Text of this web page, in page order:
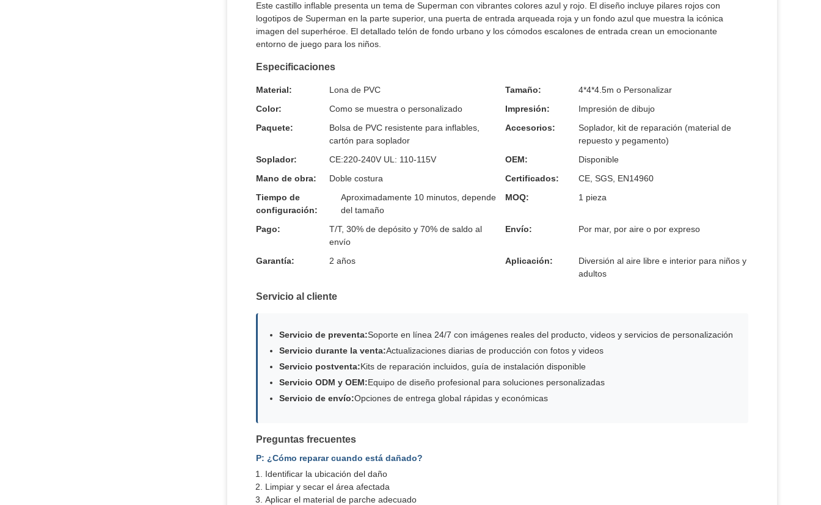
Este castillo inflable presenta un tema de Superman con vibrantes colores azul y rojo. El diseño incluye pilares rojos con
logotipos de Superman en la parte superior, una puerta de entrada arqueada roja y un fondo azul que muestra la icónica
imagen del superhéroe. El detallado telón de fondo urbano y los cómodos escalones de entrada crean un emocionante
entorno de juego para los niños.
Especificaciones
Material: Lona de PVC Tamaño:
4*4*4.5m o Personalizar
Color:
Como se muestra o personalizado Impresión:
Impresión de dibujo
Paquete:
Bolsa de PVC resistente para inflables,
cartón para soplador
Accesorios:
Soplador, kit de reparación (material de
repuesto y pegamento)
Soplador:
CE:220-240V UL: 110-115V OEM:
Disponible
Mano de obra:
Doble costura Certificados:
CE, SGS, EN14960
Tiempo de
configuración:
Aproximadamente 10 minutos, depende
del tamaño
MOQ: 1 pieza
Pago:
T/T, 30% de depósito y 70% de saldo al
envío
Envío: Por mar, por aire o por expreso
Garantía: 2 años Aplicación:
Diversión al aire libre e interior para niños y
adultos
Servicio al cliente
Servicio de preventa:Soporte en línea 24/7 con imágenes reales del producto, videos y servicios de personalización
Servicio durante la venta:Actualizaciones diarias de producción con fotos y videos
Servicio postventa:Kits de reparación incluidos, guía de instalación disponible
Servicio ODM y OEM:Equipo de diseño profesional para soluciones personalizadas
Servicio de envío:Opciones de entrega global rápidas y económicas
Preguntas frecuentes
P: ¿Cómo reparar cuando está dañado?
Identificar la ubicación del daño
Limpiar y secar el área afectada
Aplicar el material de parche adecuado